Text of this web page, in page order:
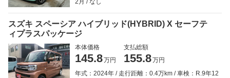
2月
なし
スズキ スペーシア ハイブリッド(HYBRID) X セーフテ
ィプラスパッケージ
本体価格
145.8万円
支払総額
155.8万円
年式：2024年
走行距離：0.4万km
車検：R.9年12